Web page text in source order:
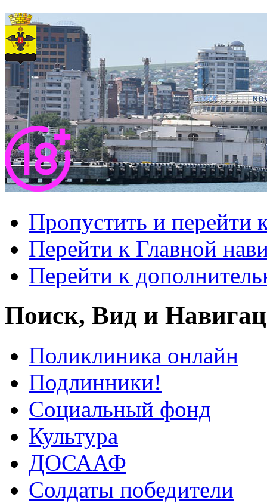
Пропустить и перейти
Перейти к Главной
Перейти к
Поиск, Вид и
Поликлиника онлайн
Подлинники!
Социальный фонд
Культура
ДОСААФ
Солдаты победители